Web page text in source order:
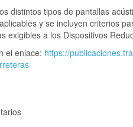
distintos tipos de pantallas
y se incluyen criterios
exigibles a los Dispositivos
el enlace: https://